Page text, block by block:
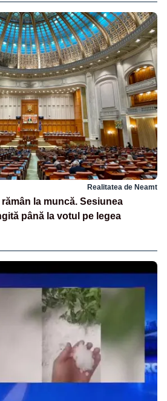
Realitatea de Neamt
la muncă. Sesiunea
până la votul pe legea